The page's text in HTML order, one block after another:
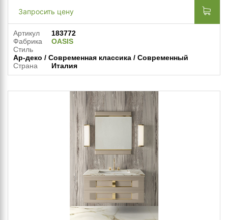
Запросить цену
Артикул
183772
Фабрика
OASIS
Стиль
Ар-деко / Современная классика / Современный
Страна
Италия